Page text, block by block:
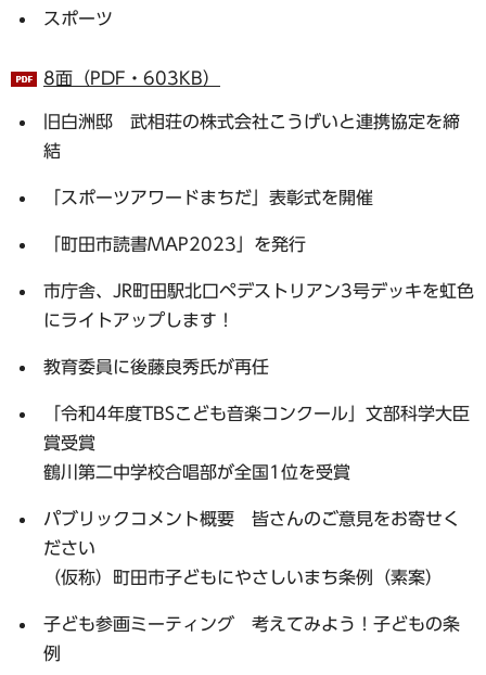
スポーツ
8面（PDF・603KB）
旧白洲邸 武相荘の株式会社こうげいと連携協定を締
結
「スポーツアワードまちだ」表彰式を開催
「町田市読書MAP2023」を発行
市庁舎、JR町田駅北口ペデストリアン3号デッキを虹色
にライトアップします！
教育委員に後藤良秀氏が再任
「令和4年度TBSこども音楽コンクール」文部科学大臣
賞受賞
鶴川第二中学校合唱部が全国1位を受賞
パブリックコメント概要 皆さんのご意見をお寄せく
ださい
（仮称）町田市子どもにやさしいまち条例（素案）
子ども参画ミーティング 考えてみよう！子どもの条
例